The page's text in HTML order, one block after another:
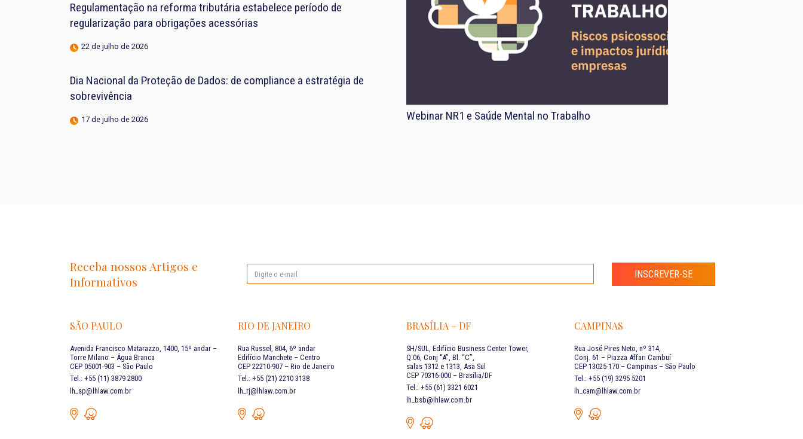
Regulamentação na reforma tributária estabelece período de
regularização para obrigações acessórias
22 de julho de 2026
Dia Nacional da Proteção de Dados: de compliance a estratégia de
sobrevivência
17 de julho de 2026 Webinar NR1 e Saúde Mental no Trabalho
Receba nossos Artigos e
Informativos
INSCREVER-SE
SÃO PAULO
Avenida Francisco Matarazzo, 1400, 15º andar –
Torre Milano – Água Branca
CEP 05001-903 – São Paulo
Tel.: +55 (11) 3879 2800
lh_sp@lhlaw.com.br
RIO DE JANEIRO
Rua Russel, 804, 6º andar
Edifício Manchete – Centro
CEP 22210-907 – Rio de Janeiro
Tel.: +55 (21) 2210 3138
lh_rj@lhlaw.com.br
BRASÍLIA – DF
SH/SUL, Edifício Business Center Tower,
Q.06, Conj “A”, Bl. “C”,
salas 1312 e 1313, Asa Sul
CEP 70316-000 – Brasília/DF
Tel.: +55 (61) 3321 6021
lh_bsb@lhlaw.com.br
CAMPINAS
Rua José Pires Neto, nº 314,
Conj. 61 – Piazza Affari Cambuí
CEP 13025-170 – Campinas – São Paulo
Tel.: +55 (19) 3295 5201
lh_cam@lhlaw.com.br